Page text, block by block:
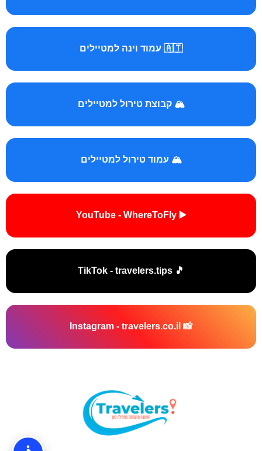
🇦🇹 עמוד וינה למטיילים
🏔️ קבוצת טירול למטיילים
🏔️ עמוד טירול למטיילים
▶️ YouTube - WhereToFly
🎵 TikTok - travelers.tips
📸 Instagram - travelers.co.il